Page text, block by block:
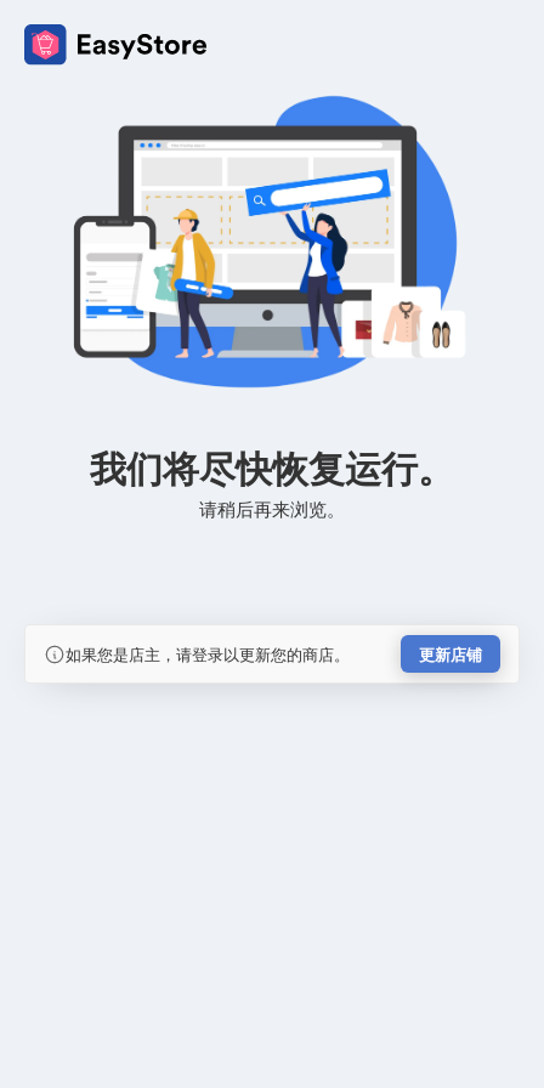
我们将尽快恢复运行。
请稍后再来浏览。
如果您是店主，请登录以更新您的商店。 更新店铺